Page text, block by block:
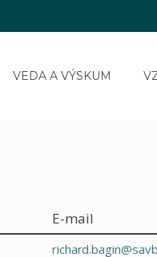
VEDA A VÝSKUM
E-mail